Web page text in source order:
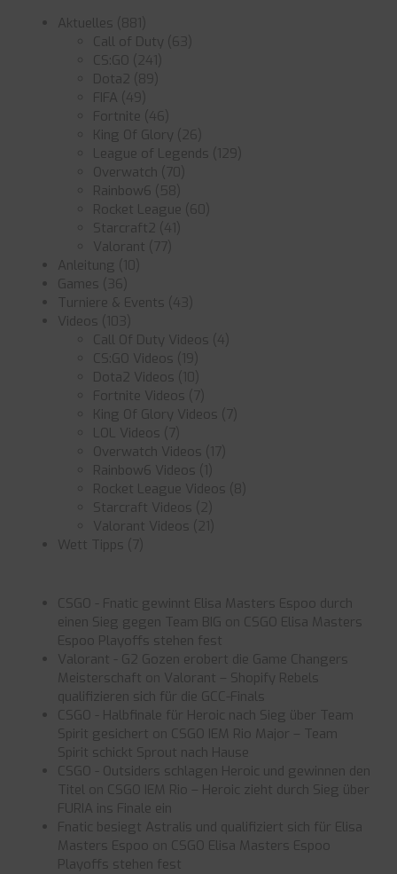
Aktuelles
Call of Duty
CS:GO
Dota2
FIFA
Fortnite
King Of Glory
League of Legends
Overwatch
Rainbow6
Rocket League
Starcraft2
Valorant
Anleitung
Games
Turniere & Events
Videos
Call Of Duty Videos
CS:GO Videos
Dota2 Videos
Fortnite Videos
King Of Glory Videos
LOL Videos
Overwatch Videos
Rainbow6 Videos
Rocket League Videos
Starcraft Videos
Valorant Videos
Wett Tipps
CSGO - Fnatic gewinnt Elisa Masters Espoo durch
einen Sieg gegen Team BIG
CSGO Elisa Masters
Espoo Playoffs stehen fest
Valorant - G2 Gozen erobert die Game Changers
Meisterschaft
Valorant – Shopify Rebels
qualifizieren sich für die GCC-Finals
CSGO - Halbfinale für Heroic nach Sieg über Team
Spirit gesichert
CSGO IEM Rio Major – Team
Spirit schickt Sprout nach Hause
CSGO - Outsiders schlagen Heroic und gewinnen den
Titel
CSGO IEM Rio – Heroic zieht durch Sieg über
FURIA ins Finale ein
Fnatic besiegt Astralis und qualifiziert sich für Elisa
Masters Espoo
CSGO Elisa Masters Espoo
Playoffs stehen fest